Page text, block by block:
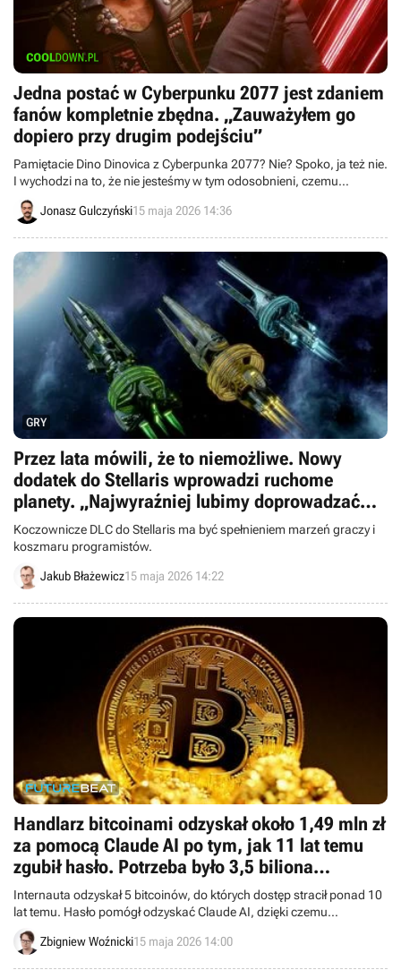
Jedna postać w Cyberpunku 2077 jest zdaniem
fanów kompletnie zbędna. „Zauważyłem go
dopiero przy drugim podejściu”
Pamiętacie Dino Dinovica z Cyberpunka 2077? Nie? Spoko, ja też nie.
I wychodzi na to, że nie jesteśmy w tym odosobnieni, czemu
dowodzi nowa dyskusja fanów.
Jonasz Gulczyński15 maja 2026 14:36
GRY
Przez lata mówili, że to niemożliwe. Nowy
dodatek do Stellaris wprowadzi ruchome
planety. „Najwyraźniej lubimy doprowadzać
programistów do łez”
Koczownicze DLC do Stellaris ma być spełnieniem marzeń graczy i
koszmaru programistów.
Jakub Błażewicz15 maja 2026 14:22
Handlarz bitcoinami odzyskał około 1,49 mln zł
za pomocą Claude AI po tym, jak 11 lat temu
zgubił hasło. Potrzeba było 3,5 biliona
kombinacji, zanim udało się odszyfrować kopię
zapasową portfela
Internauta odzyskał 5 bitcoinów, do których dostęp stracił ponad 10
lat temu. Hasło pomógł odzyskać Claude AI, dzięki czemu
mężczyzna stał się bogatszy o prawie 1,5 miliona złotych.
Zbigniew Woźnicki15 maja 2026 14:00